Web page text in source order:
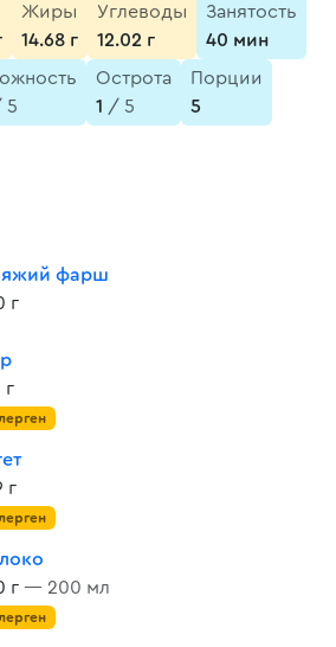
Жиры
14.68 г
Углеводы
12.02 г
Занятость
40 мин
5
Острота
1 / 5
Порции
5
фарш
г
г
г
г — 200 мл